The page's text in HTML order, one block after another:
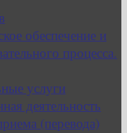
обеспечение и
процесса.
услуги
деятельность
(перевода)